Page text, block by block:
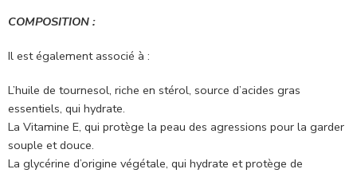
COMPOSITION :
Il est également associé à :
L’huile de tournesol, riche en stérol, source d’acides gras
essentiels, qui hydrate.
La Vitamine E, qui protège la peau des agressions pour la garder
souple et douce.
La glycérine d’origine végétale, qui hydrate et protège de